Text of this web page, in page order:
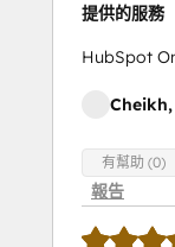
提供的服務
HubSpot
Cheikh,
有幫助 (0)
報告